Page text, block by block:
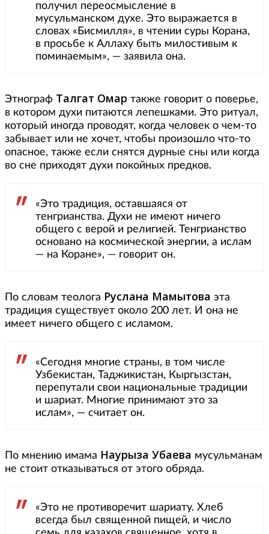
получил переосмысление в
мусульманском духе. Это выражается в
словах «Бисмилля», в чтении суры Корана,
в просьбе к Аллаху быть милостивым к
поминаемым», — заявила она.
Этнограф Талгат Омар также говорит о поверье,
в котором духи питаются лепешками. Это ритуал,
который иногда проводят, когда человек о чем-то
забывает или не хочет, чтобы произошло что-то
опасное, также если снятся дурные сны или когда
во сне приходят духи покойных предков.
«Это традиция, оставшаяся от
тенгрианства. Духи не имеют ничего
общего с верой и религией. Тенгрианство
основано на космической энергии, а ислам
— на Коране», — говорит он.
По словам теолога Руслана Мамытова эта
традиция существует около 200 лет. И она не
имеет ничего общего с исламом.
«Сегодня многие страны, в том числе
Узбекистан, Таджикистан, Кыргызстан,
перепутали свои национальные традиции
и шариат. Многие принимают это за
ислам», — считает он.
По мнению имама Наурыза Убаева мусульманам
не стоит отказываться от этого обряда.
«Это не противоречит шариату. Хлеб
всегда был священной пищей, и число